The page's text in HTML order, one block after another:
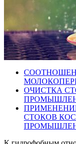
ОЧИСТКА
СТОКОВ